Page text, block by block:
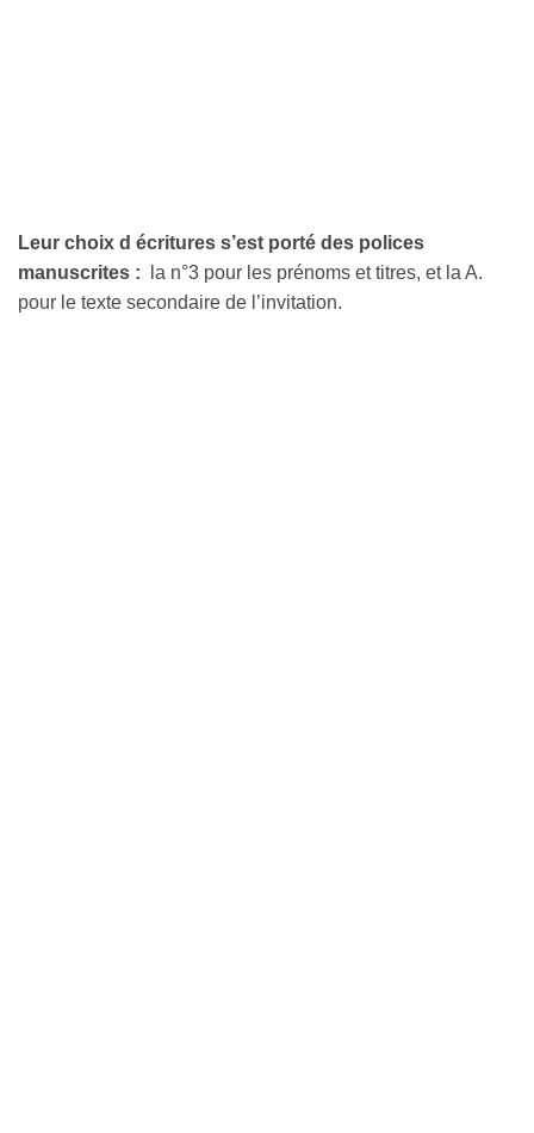
Leur choix d écritures s’est porté des polices
manuscrites : la n°3 pour les prénoms et titres, et la A.
pour le texte secondaire de l’invitation.